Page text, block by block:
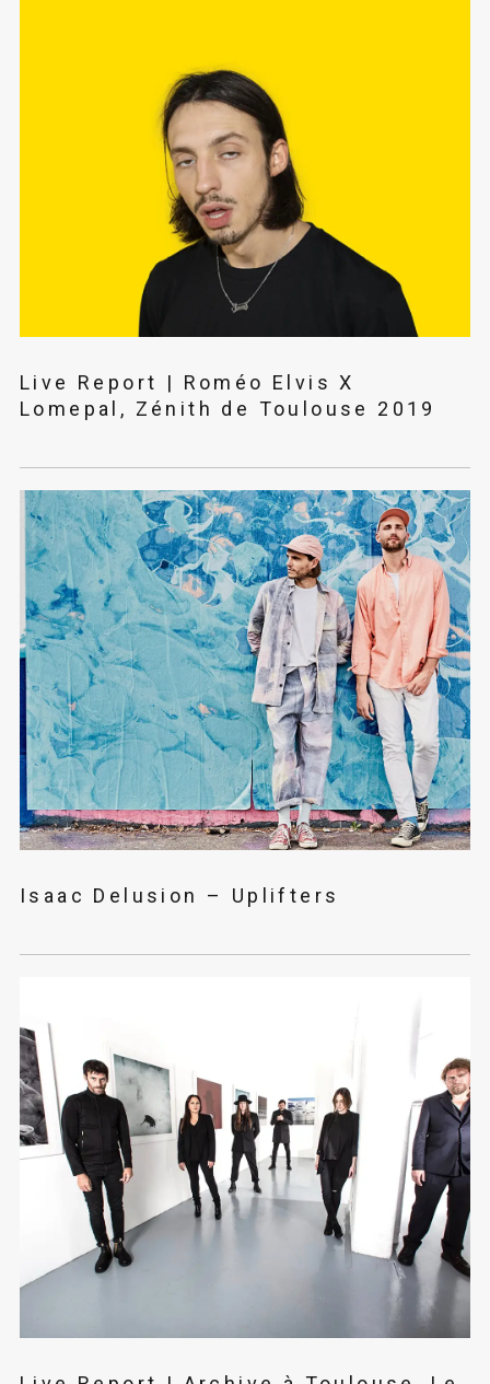
Live Report | Roméo Elvis X
Lomepal, Zénith de Toulouse 2019
Isaac Delusion – Uplifters